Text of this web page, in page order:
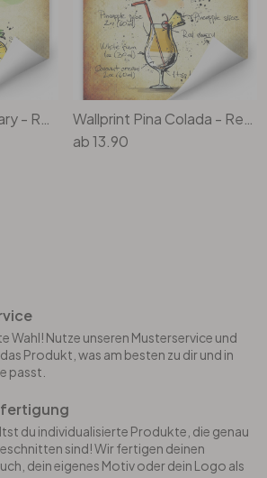
Wallprint Bloody Mary - Rezept
Wallprint Pina Colada - Rezept
ab13.90
Wahl! Nutze unseren Musterservice und
Produkt, was am besten zu dir und in
passt.
du individualisierte Produkte, die genau
sind! Wir fertigen deinen
dein eigenes Motiv oder dein Logo als